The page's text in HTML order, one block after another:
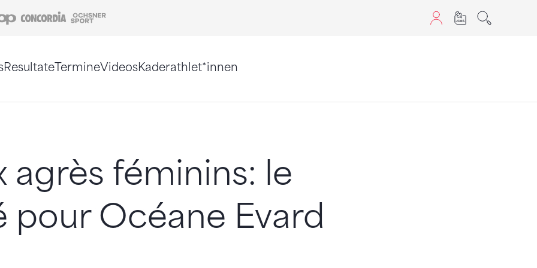
Coop Concordia
ResultateTermineVideosKaderathlet*innen
agrès féminins: le
pour Océane Evard